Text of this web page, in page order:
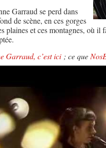
Garraud se perd dans
de scène, en ces gorges
plaines et ces montagnes, où
Garraud, c’est ici; ce que